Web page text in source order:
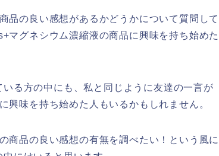
品の良い感想があるかどうかについて質問して
マグネシウム濃縮液の商品に興味を持ち始めた
る方の中にも、私と同じように友達の一言が
興味を持ち始めた人もいるかもしれません。
商品の良い感想の有無を調べたい！という風に